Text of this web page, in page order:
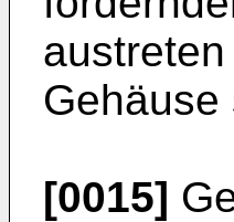
Gehäuse
[0015]